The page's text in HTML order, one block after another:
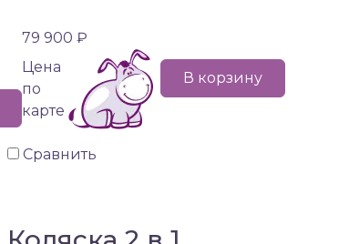
79 900 ₽
Цена
по
карте
В корзину
Сравнить